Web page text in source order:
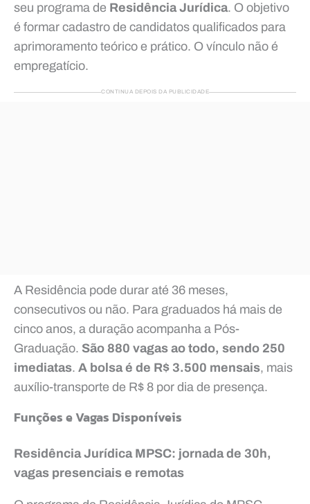
seu programa de Residência Jurídica. O objetivo
é formar cadastro de candidatos qualificados para
aprimoramento teórico e prático. O vínculo não é
empregatício.
CONTINUA DEPOIS DA PUBLICIDADE
A Residência pode durar até 36 meses,
consecutivos ou não. Para graduados há mais de
cinco anos, a duração acompanha a Pós-
Graduação. São 880 vagas ao todo, sendo 250
imediatas. A bolsa é de R$ 3.500 mensais, mais
auxílio-transporte de R$ 8 por dia de presença.
Funções e Vagas Disponíveis
Residência Jurídica MPSC: jornada de 30h,
vagas presenciais e remotas